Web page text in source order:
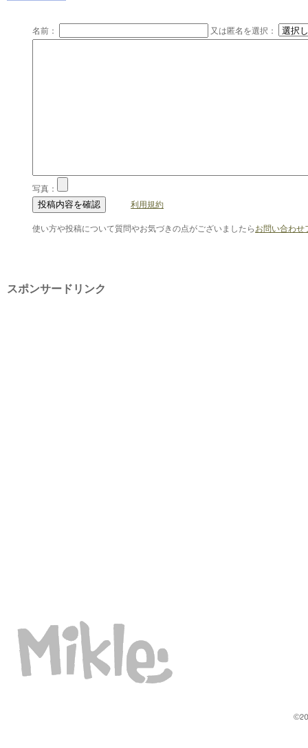
名前： 又は匿名を選択：
写真：
利用規約
使い方や投稿について質問やお気づきの点がございましたら お問い合わせ
スポンサードリンク